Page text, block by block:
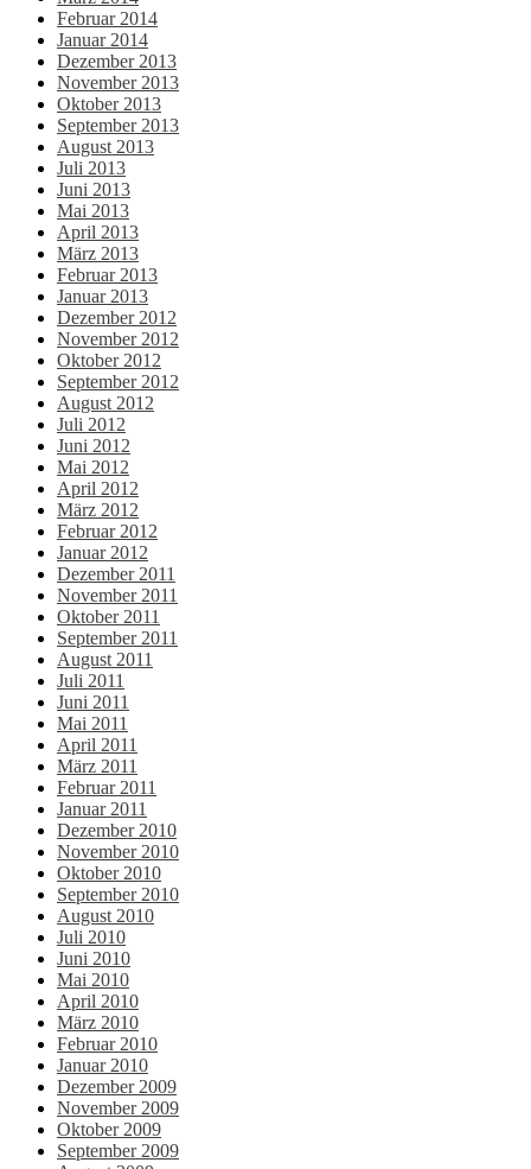
Februar 2014
Januar 2014
Dezember 2013
November 2013
Oktober 2013
September 2013
August 2013
Juli 2013
Juni 2013
Mai 2013
April 2013
März 2013
Februar 2013
Januar 2013
Dezember 2012
November 2012
Oktober 2012
September 2012
August 2012
Juli 2012
Juni 2012
Mai 2012
April 2012
März 2012
Februar 2012
Januar 2012
Dezember 2011
November 2011
Oktober 2011
September 2011
August 2011
Juli 2011
Juni 2011
Mai 2011
April 2011
März 2011
Februar 2011
Januar 2011
Dezember 2010
November 2010
Oktober 2010
September 2010
August 2010
Juli 2010
Juni 2010
Mai 2010
April 2010
März 2010
Februar 2010
Januar 2010
Dezember 2009
November 2009
Oktober 2009
September 2009